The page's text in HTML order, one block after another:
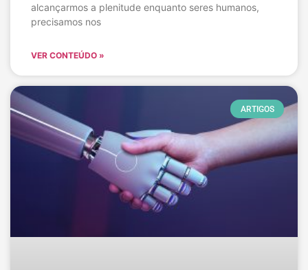
alcançarmos a plenitude enquanto seres humanos,
precisamos nos
VER CONTEÚDO »
ARTIGOS